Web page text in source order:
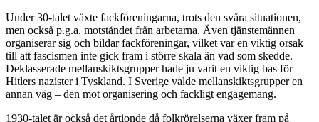
Under 30-talet växte fackföreningarna, trots den svåra situationen,
men också p.g.a. motståndet från arbetarna. Även tjänstemännen
organiserar sig och bildar fackföreningar, vilket var en viktig orsak
till att fascismen inte gick fram i större skala än vad som skedde.
Deklasserade mellanskiktsgrupper hade ju varit en viktig bas för
Hitlers nazister i Tyskland. I Sverige valde mellanskiktsgrupper en
annan väg – den mot organisering och fackligt engagemang.
1930-talet är också det årtionde då folkrörelserna växer fram på